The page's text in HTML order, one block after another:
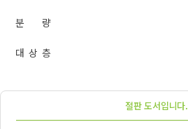
분 량
대 상 층
절판 도서입니다.